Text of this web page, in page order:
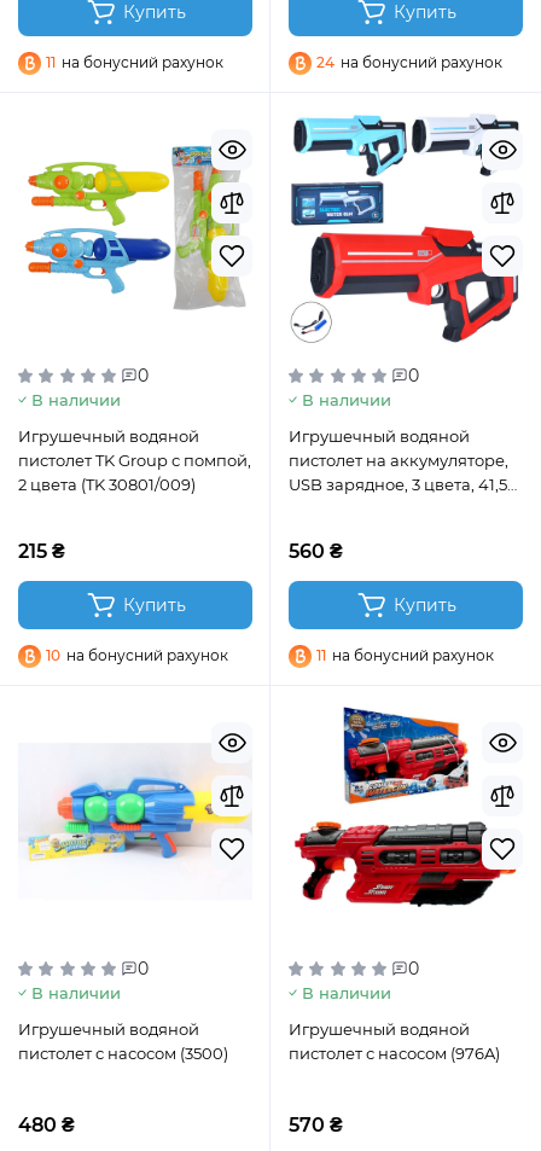
Купить
11 на бонусний рахунок
Купить
24 на бонусний рахунок
0
В наличии
Игрушечный водяной
пистолет TK Group с помпой,
2 цвета (TK 30801/009)
215 ₴
Купить
10 на бонусний рахунок
0
В наличии
Игрушечный водяной
пистолет на аккумуляторе,
USB зарядное, 3 цвета, 41,5
560 ₴
Купить
11 на бонусний рахунок
0
В наличии
Игрушечный водяной
пистолет с насосом (3500)
480 ₴
0
В наличии
Игрушечный водяной
пистолет с насосом (976A)
570 ₴